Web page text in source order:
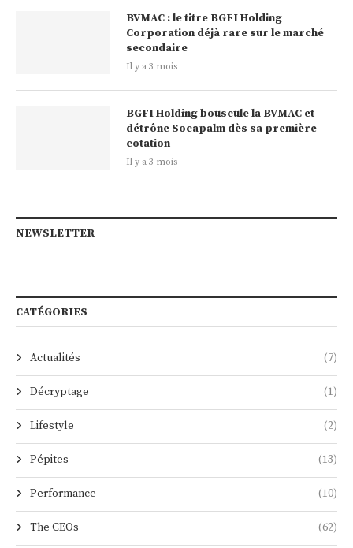
BVMAC : le titre BGFI Holding
Corporation déjà rare sur le marché
secondaire
Il y a 3 mois
BGFI Holding bouscule la BVMAC et
détrône Socapalm dès sa première
cotation
Il y a 3 mois
NEWSLETTER
CATÉGORIES
Actualités (7)
Décryptage (1)
Lifestyle (2)
Pépites (13)
Performance (10)
The CEOs (62)